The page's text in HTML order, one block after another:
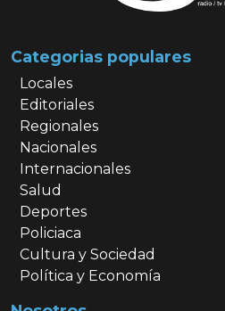
Categorias populares
Locales
Editoriales
Regionales
Nacionales
Internacionales
Salud
Deportes
Policiaca
Cultura y Sociedad
Política y Economía